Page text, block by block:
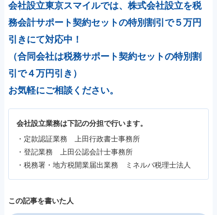
会社設立東京スマイルでは、株式会社設立を税
務会計サポート契約セットの特別割引で５万円
引きにて対応中！
（合同会社は税務サポート契約セットの特別割
引で４万円引き）
お気軽にご相談ください。
会社設立業務は下記の分担で行います。
・定款認証業務 上田行政書士事務所
・登記業務 上田公認会計士事務所
・税務署・地方税開業届出業務 ミネルバ税理士法人
この記事を書いた人